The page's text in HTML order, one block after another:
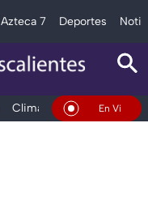
Azteca 7 Deportes
Clima DeportesEn Vivo